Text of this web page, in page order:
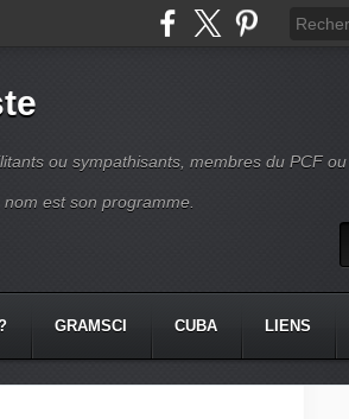
ou sympathisants, membres du PCF ou
est son programme.
GRAMSCI CUBA LIENS